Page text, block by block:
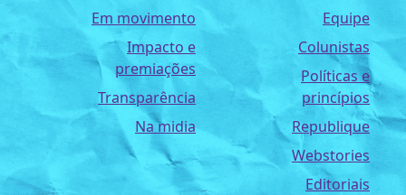
Em movimento
Impacto e
premiações
Transparência
Na midia
Equipe
Colunistas
Políticas e
princípios
Republique
Webstories
Editoriais